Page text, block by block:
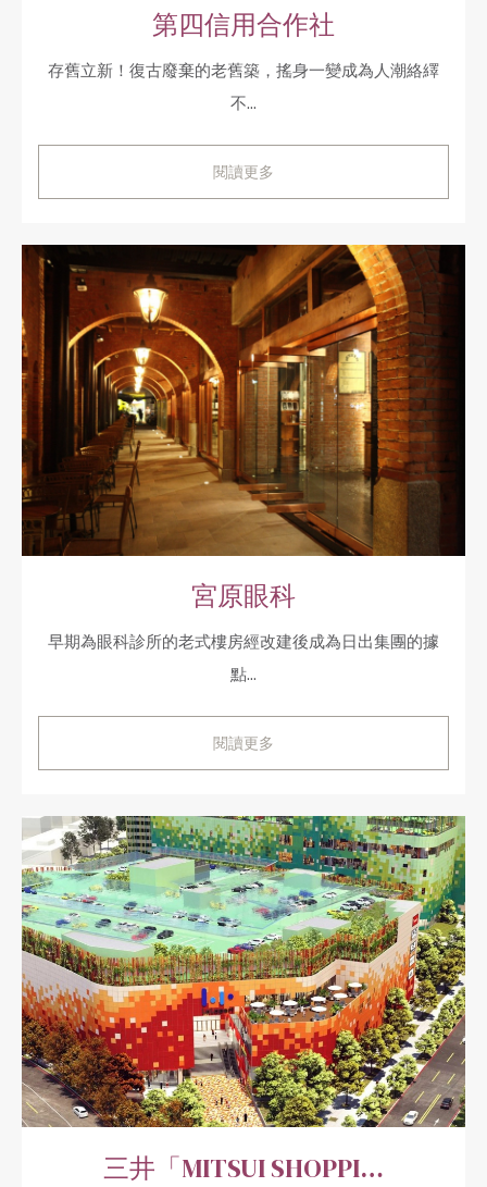
第四信用合作社
存舊立新！復古廢棄的老舊築，搖身一變成為人潮絡繹
不...
閱讀更多
宮原眼科
早期為眼科診所的老式樓房經改建後成為日出集團的據
點...
閱讀更多
三井「MITSUI SHOPPI…